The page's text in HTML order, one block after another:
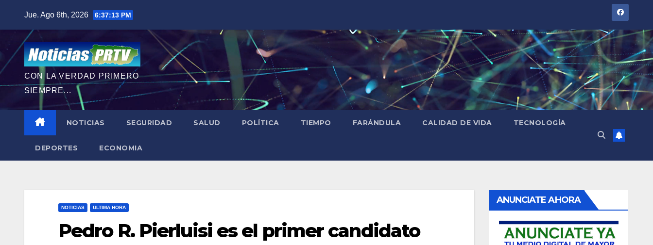
contenido
Jue. Ago 6th, 2026 6:37:15 PM
CON LA VERDAD PRIMERO
SIEMPRE...
NOTICIAS SEGURIDAD SALUD POLÍTICA TIEMPO FARÁNDULA CALIDAD DE VIDA TECNOLOGÍA
DEPORTES ECONOMIA
NOTICIAS ULTIMA HORA
Pedro R. Pierluisi es el primer candidato
ANUNCIATE AHORA